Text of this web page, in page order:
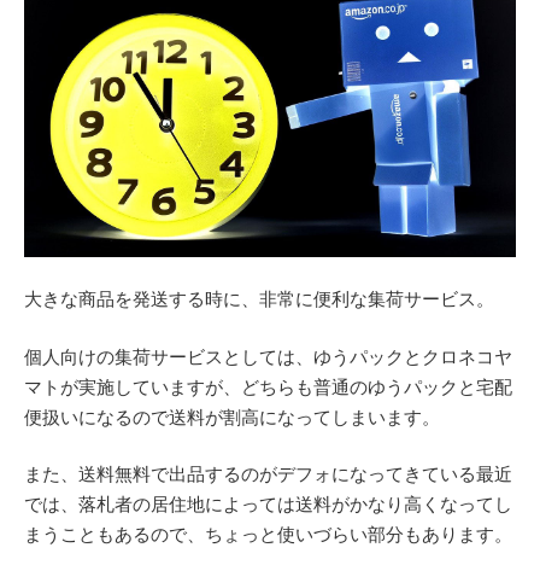
大きな商品を発送する時に、非常に便利な集荷サービス。
個人向けの集荷サービスとしては、ゆうパックとクロネコヤ
マトが実施していますが、どちらも普通のゆうパックと宅配
便扱いになるので送料が割高になってしまいます。
また、送料無料で出品するのがデフォになってきている最近
では、落札者の居住地によっては送料がかなり高くなってし
まうこともあるので、ちょっと使いづらい部分もあります。